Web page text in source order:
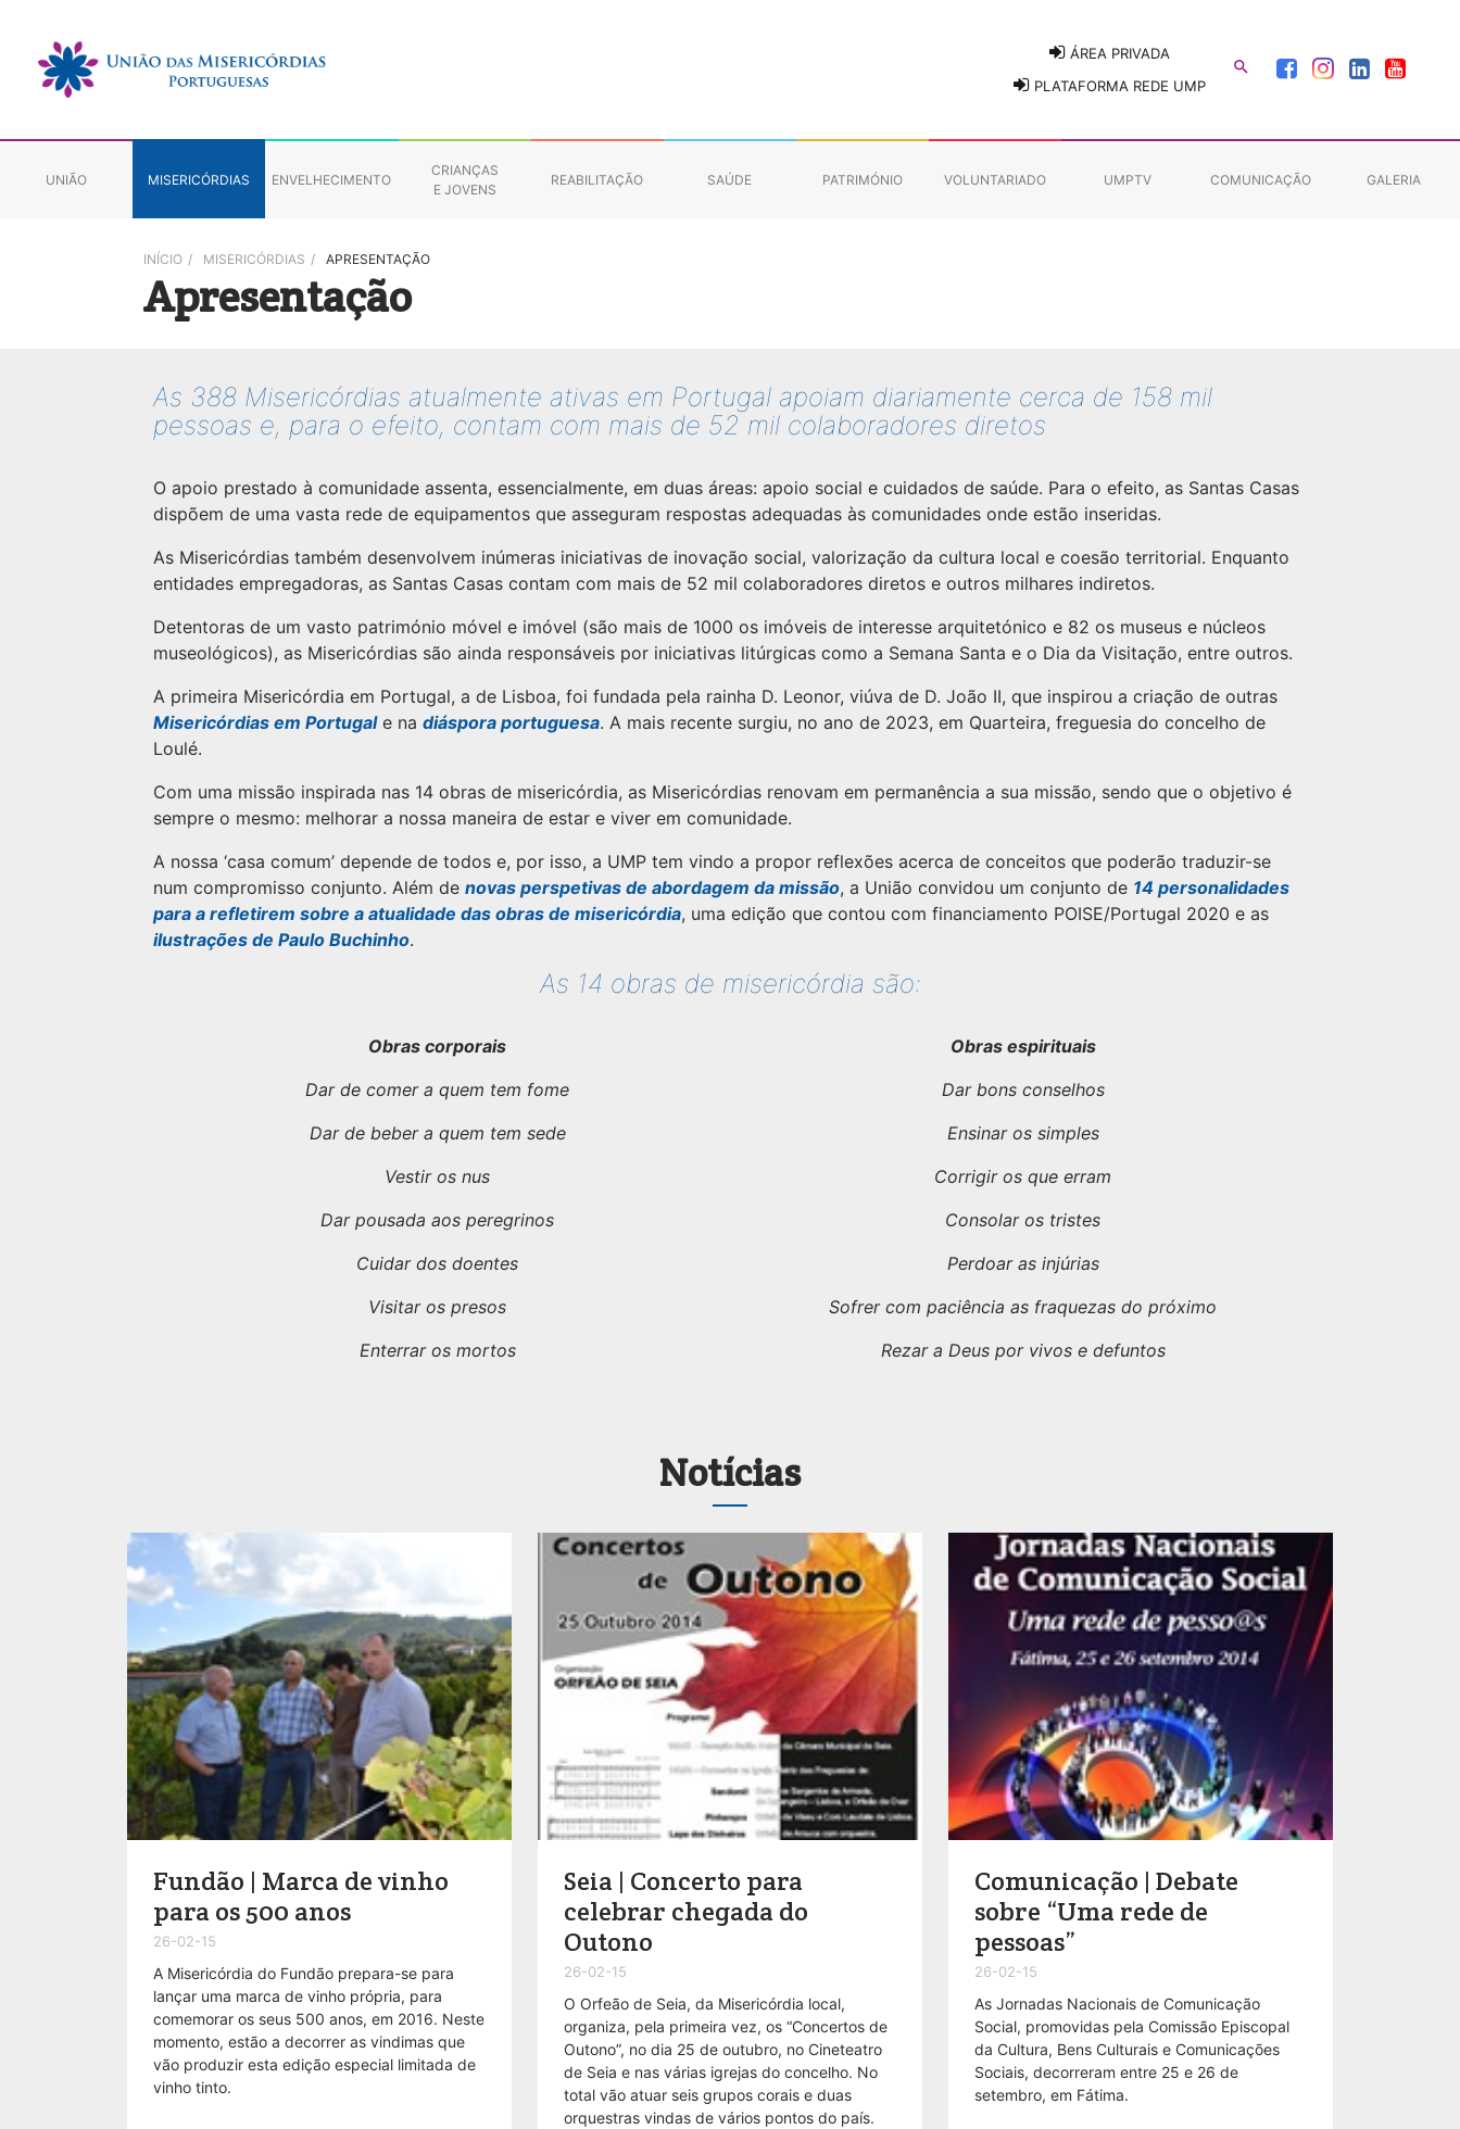
ÁREA PRIVADA
PLATAFORMA REDE UMP

UNIÃO MISERICÓRDIAS ENVELHECIMENTO
CRIANÇAS
E JOVENS
REABILITAÇÃO SAÚDE PATRIMÓNIO VOLUNTARIADO UMPTV COMUNICAÇÃO GALERIA
INÍCIO / MISERICÓRDIAS / APRESENTAÇÃO
Apresentação
As 388 Misericórdias atualmente ativas em Portugal apoiam diariamente cerca de 158 mil
pessoas e, para o efeito, contam com mais de 52 mil colaboradores diretos
O apoio prestado à comunidade assenta, essencialmente, em duas áreas: apoio social e cuidados de saúde. Para o efeito, as Santas Casas
dispõem de uma vasta rede de equipamentos que asseguram respostas adequadas às comunidades onde estão inseridas.
As Misericórdias também desenvolvem inúmeras iniciativas de inovação social, valorização da cultura local e coesão territorial. Enquanto
entidades empregadoras, as Santas Casas contam com mais de 52 mil colaboradores diretos e outros milhares indiretos.
Detentoras de um vasto património móvel e imóvel (são mais de 1000 os imóveis de interesse arquitetónico e 82 os museus e núcleos
museológicos), as Misericórdias são ainda responsáveis por iniciativas litúrgicas como a Semana Santa e o Dia da Visitação, entre outros.
A primeira Misericórdia em Portugal, a de Lisboa, foi fundada pela rainha D. Leonor, viúva de D. João II, que inspirou a criação de outras
Misericórdias em Portugale na diáspora portuguesa. A mais recente surgiu, no ano de 2023, em Quarteira, freguesia do concelho de
Loulé.
Com uma missão inspirada nas 14 obras de misericórdia, as Misericórdias renovam em permanência a sua missão, sendo que o objetivo é
sempre o mesmo: melhorar a nossa maneira de estar e viver em comunidade.
A nossa ‘casa comum’ depende de todos e, por isso, a UMP tem vindo a propor reflexões acerca de conceitos que poderão traduzir-se
num compromisso conjunto. Além de novas perspetivas de abordagem da missão, a União convidou um conjunto de 14 personalidades
para a refletirem sobre a atualidade das obras de misericórdia, uma edição que contou com financiamento POISE/Portugal 2020 e as
ilustrações de Paulo Buchinho.
As 14 obras de misericórdia são:
Obras corporais
Dar de comer a quem tem fome
Dar de beber a quem tem sede
Vestir os nus
Dar pousada aos peregrinos
Cuidar dos doentes
Visitar os presos
Enterrar os mortos
Obras espirituais
Dar bons conselhos
Ensinar os simples
Corrigir os que erram
Consolar os tristes
Perdoar as injúrias
Sofrer com paciência as fraquezas do próximo
Rezar a Deus por vivos e defuntos
Notícias
Fundão | Marca de vinho
para os 500 anos
26-02-15
A Misericórdia do Fundão prepara-se para
lançar uma marca de vinho própria, para
comemorar os seus 500 anos, em 2016. Neste
momento, estão a decorrer as vindimas que
vão produzir esta edição especial limitada de
vinho tinto.
Seia | Concerto para
celebrar chegada do
Outono
26-02-15
O Orfeão de Seia, da Misericórdia local,
organiza, pela primeira vez, os “Concertos de
Outono”, no dia 25 de outubro, no Cineteatro
de Seia e nas várias igrejas do concelho. No
total vão atuar seis grupos corais e duas
orquestras vindas de vários pontos do país.
Comunicação | Debate
sobre “Uma rede de
pessoas”
26-02-15
As Jornadas Nacionais de Comunicação
Social, promovidas pela Comissão Episcopal
da Cultura, Bens Culturais e Comunicações
Sociais, decorreram entre 25 e 26 de
setembro, em Fátima.